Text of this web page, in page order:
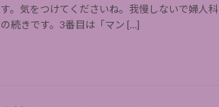
す。気をつけてくださいね。我慢しないで婦人
の続きです。3番目は「マン […]